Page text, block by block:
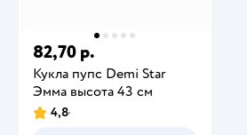
82,70 р.
Кукла пупс Demi Star
Эмма высота 43 см
4,8